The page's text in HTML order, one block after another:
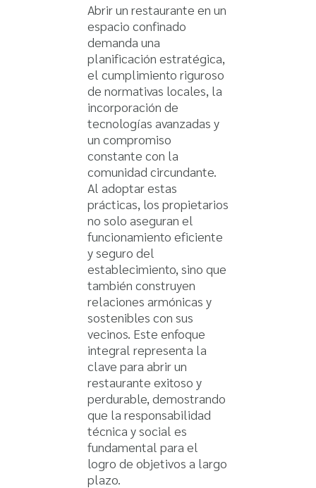
Abrir un restaurante en un
espacio confinado
demanda una
planificación estratégica,
el cumplimiento riguroso
de normativas locales, la
incorporación de
tecnologías avanzadas y
un compromiso
constante con la
comunidad circundante.
Al adoptar estas
prácticas, los propietarios
no solo aseguran el
funcionamiento eficiente
y seguro del
establecimiento, sino que
también construyen
relaciones armónicas y
sostenibles con sus
vecinos. Este enfoque
integral representa la
clave para abrir un
restaurante exitoso y
perdurable, demostrando
que la responsabilidad
técnica y social es
fundamental para el
logro de objetivos a largo
plazo.